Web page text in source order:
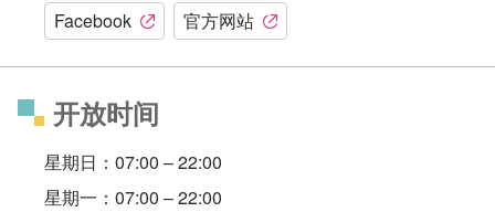
Facebook 官方网站
开放时间
星期日：07:00 – 22:00
星期一：07:00 – 22:00